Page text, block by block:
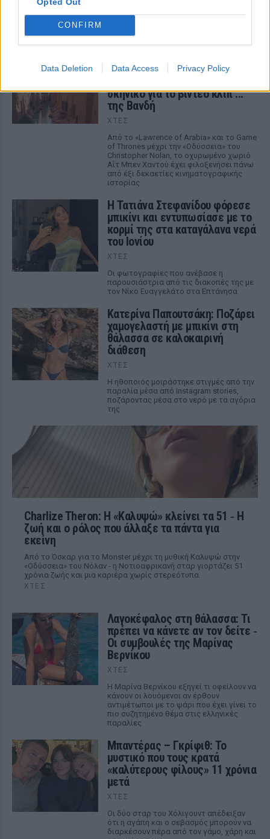
CONFIRM
Data Deletion Data Access Privacy Policy
Η παραγωγός ραδιοφώνου ανάρτησε story στο Instagram για
να διαψεύσει όσα κυκλοφορούν για την ερωτική της ζωή
Τροία για τον Nolan, Yunkai για
σκηνικό για το βίντεο κλιπ ...
της Βανδή
ΧΤΕΣ
Από το «Lawrence of Arabia» και το Game
of Thrones μέχρι την «Οδύσσεια» του
Christopher Nolan, το οχυρωμένο χωριό
Αΐτ Μπεν Χαντού έχει φιλοξενήσει πάνω
από έξι δεκαετίες κινηματογραφικής
ιστορίας
Η Τατιάνα Στεφανίδου φόρεσε
μπικίνι και εντυπωσίασε με το
κορμί της στα καταγάλανα νερά
του Ιονίου
ΧΤΕΣ
Οι φωτογραφίες που ανέβασε η
παρουσιάστρια από τις διακοπές της με
τον Νίκο Ευαγγελάτο στα Επτάνησα
Κατερίνα Παπουτσάκη: Ποζάρει
χαμογελαστή με μπικίνι στη
θάλασσα σε καλοκαιρινή
διάθεση
ΧΤΕΣ
Η ηθοποιός μοιράστηκε στιγμές από την
παραλία μέσα από Instagram stories,
ποζάροντας μέσα στο νερό με τα αγόρια
της
Charlize Theron: Η «Καλυψώ» κλείνει τα 51 ‑ H
ζωή και ο ρόλος που άλλαξε τα πάντα για
εκείνη
Από το Όσκαρ για το Monster μέχρι τη μυθική Καλυψώ στην
«Οδύσσεια» του Νόλαν - η Νοτιοαφρικανή σταρ γιορτάζει 51
χρόνια ζωής και μια καριέρα χωρίς στερεότυπα.
ΧΤΕΣ
Λαγοκέφαλος στη θάλασσα: Τι
πρέπει να κάνετε αν τον δείτε ‑
Οι συμβουλές της Μαρίνας
Βερνίκου
ΧΤΕΣ
Η Μαρίνα Βερνίκου εξηγεί τι οφείλουν να
κάνουν οι λουόμενοι αν έρθουν
αντιμέτωποι με το ψάρι που έχει γίνει το
πιο συζητημένο θέμα στις ελληνικές
παραλίες
Μπαντέρας – Γκρίφιθ: Το
μυστικό που τους κρατά
«καλύτερους φίλους» 11 χρόνια
μετά
ΧΤΕΣ
Οι δύο σταρ του Χόλιγουντ απέδειξαν
ότι η αγάπη και ο σεβασμός μπορούν να
διαρκέσουν πέρα από τον γάμο, χάρη και